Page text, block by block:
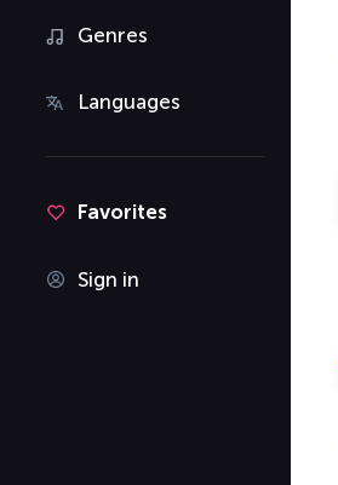
Genres
Languages
Favorites
Sign in